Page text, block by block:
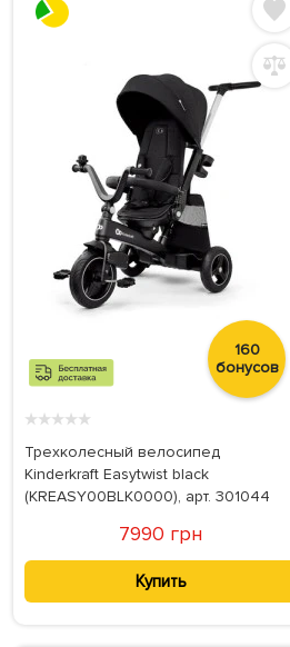
160
бонусов
★★★★★
Трехколесный велосипед
Kinderkraft Easytwist black
(KREASY00BLK0000), арт. 301044
7990 грн
Купить